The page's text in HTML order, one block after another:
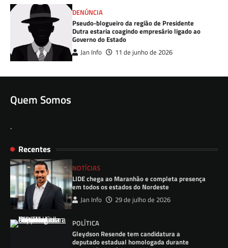
DENÚNCIA
Pseudo-blogueiro da região de Presidente
Dutra estaria coagindo empresário ligado ao
Governo do Estado
Jan Info 11 de junho de 2026
Quem Somos
.
Recentes
NOTÍCIAS
LIDE chega ao Maranhão e completa presença
em todos os estados do Nordeste
Jan Info 29 de julho de 2026
POLÍTICA
Gleydson Resende tem candidatura a
deputado estadual homologada durante